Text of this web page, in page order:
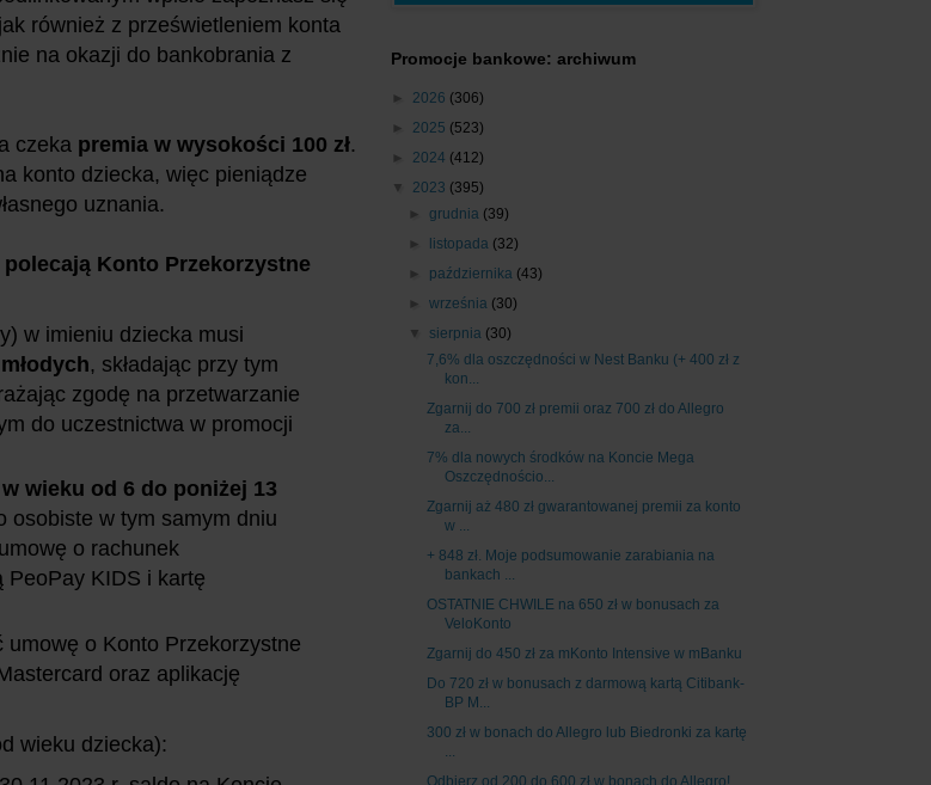
również z prześwietleniem konta
na okazji do bankobrania z
czeka premia w wysokości 100 zł.
konto dziecka, więc pieniądze
uznania.
polecają Konto Przekorzystne
w imieniu dziecka musi
, składając przy tym
zgodę na przetwarzanie
do uczestnictwa w promocji
wieku od 6 do poniżej 13
osobiste w tym samym dniu
o rachunek
PeoPay KIDS i kartę
umowę o Konto Przekorzystne
oraz aplikację
wieku dziecka):
Promocje bankowe: archiwum
► 2026 (306)
► 2025 (523)
► 2024 (412)
▼ 2023 (395)
►grudnia (39)
►
listopada (32)
► października (43)
►września (30)
▼ sierpnia (30)
7,6% dla oszczędności w Nest Banku (+ 400 zł z
kon...
Zgarnij do 700 zł premii oraz 700 zł do Allegro
za...
7% dla nowych środków na Koncie Mega
Oszczędnościo...
Zgarnij aż 480 zł gwarantowanej premii za konto
w ...
+ 848 zł. Moje podsumowanie zarabiania na
bankach ...
OSTATNIE CHWILE na 650 zł w bonusach za
VeloKonto
Zgarnij do 450 zł za mKonto Intensive w mBanku
Do 720 zł w bonusach z darmową kartą Citibank-
BP M...
300 zł w bonach do Allegro lub Biedronki za kartę
...